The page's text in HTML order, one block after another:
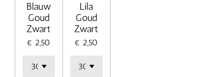
Blauw
Goud
Zwart
€ 2,50
Lila
Goud
Zwart
€ 2,50